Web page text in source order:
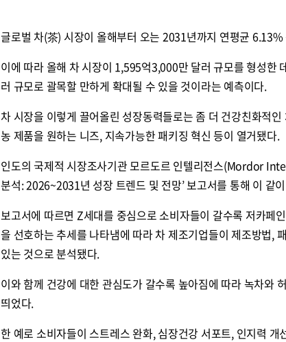
글로벌 차(茶) 시장이 올해부터 오는 2031년까지 연평균
이에 따라 올해 차 시장이 1,595억3,000만 달러 규모를 형성한
러 규모로 괄목할 만하게 확대될 수 있을 것이라는 예측이다.
차 시장을 이렇게 끌어올린 성장동력들로는 좀 더 건강친화적
농 제품을 원하는 니즈, 지속가능한 패키징 혁신 등이 열거됐다.
인도의 국제적 시장조사기관 모르도르 인텔리전스(Mordor
분석: 2026~2031년 성장 트렌드 및 전망’ 보고서를 통해 이 같
보고서에 따르면 Z세대를 중심으로 소비자들이 갈수록 저카페
을 선호하는 추세를 나타냄에 따라 차 제조기업들이 제조방법,
있는 것으로 분석됐다.
이와 함께 건강에 대한 관심도가 갈수록 높아짐에 따라 녹차와
띄었다.
한 예로 소비자들이 스트레스 완화, 심장건강 서포트, 인지력